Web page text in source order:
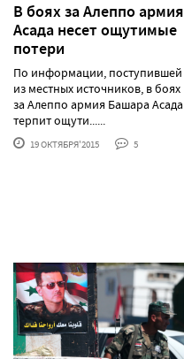
В боях за Алеппо армия
Асада несет ощутимые
потери
По информации, поступившей
из местных источников, в боях
за Алеппо армия Башара Асада
терпит ощути......
19 ОКТЯБРЯ'2015 5